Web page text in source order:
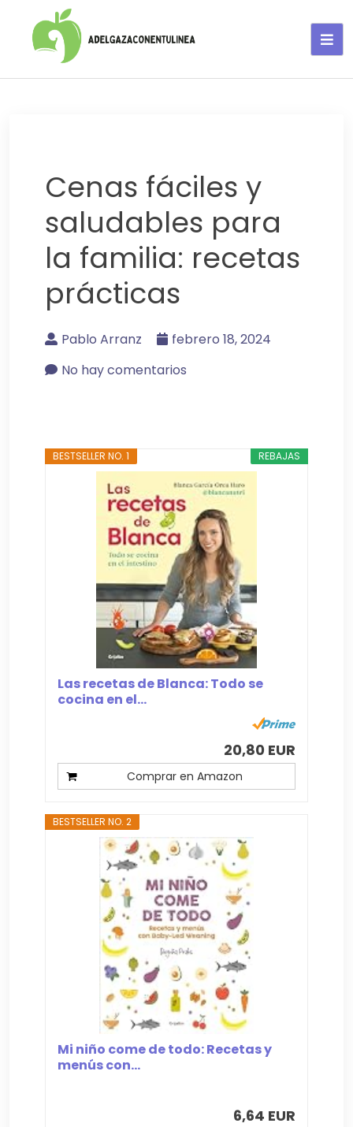
Cenas fáciles y
saludables para
la familia: recetas
prácticas
Pablo Arranz
febrero 18, 2024
No hay comentarios
REBAJAS
BESTSELLER NO. 1
Las recetas de Blanca: Todo se
cocina en el...
20,80 EUR
Comprar en Amazon
BESTSELLER NO. 2
Mi niño come de todo: Recetas y
menús con...
6,64 EUR